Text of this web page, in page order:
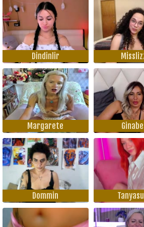
Dindinlir
Margarete
Dommin